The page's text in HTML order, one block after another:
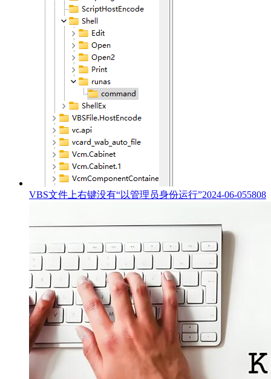
VBS文件上右键没有“以管理员身份运行”2024-06-055808